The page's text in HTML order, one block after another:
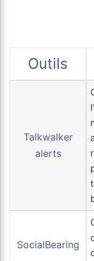
Outils
Talkwalker
alerts
SocialBearing